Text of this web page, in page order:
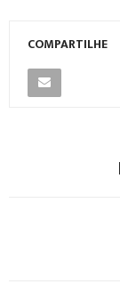
COMPARTILHE